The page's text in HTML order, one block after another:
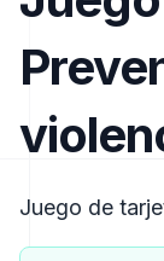
Juego de